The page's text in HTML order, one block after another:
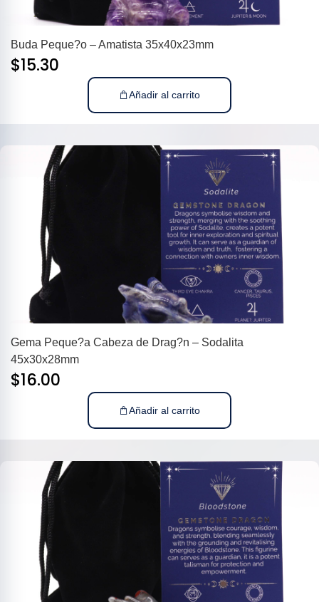
Buda Peque?o – Amatista 35x40x23mm
$15.30
Añadir al carrito
Gema Peque?a Cabeza de Drag?n – Sodalita
45x30x28mm
$16.00
Añadir al carrito